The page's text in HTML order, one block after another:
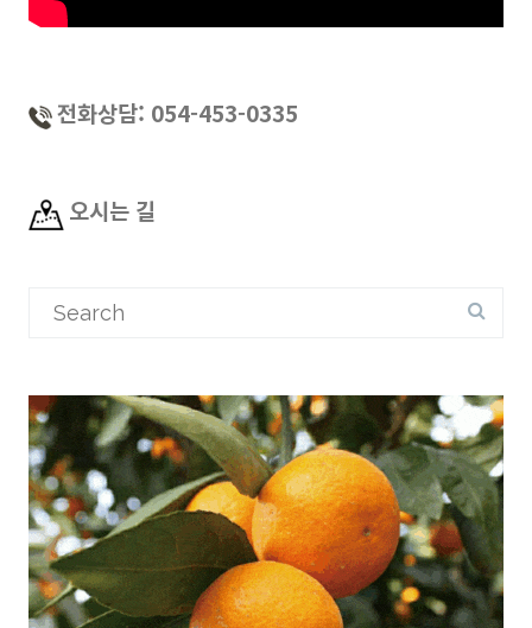
전화상담: 054-453-0335
오시는 길
for: